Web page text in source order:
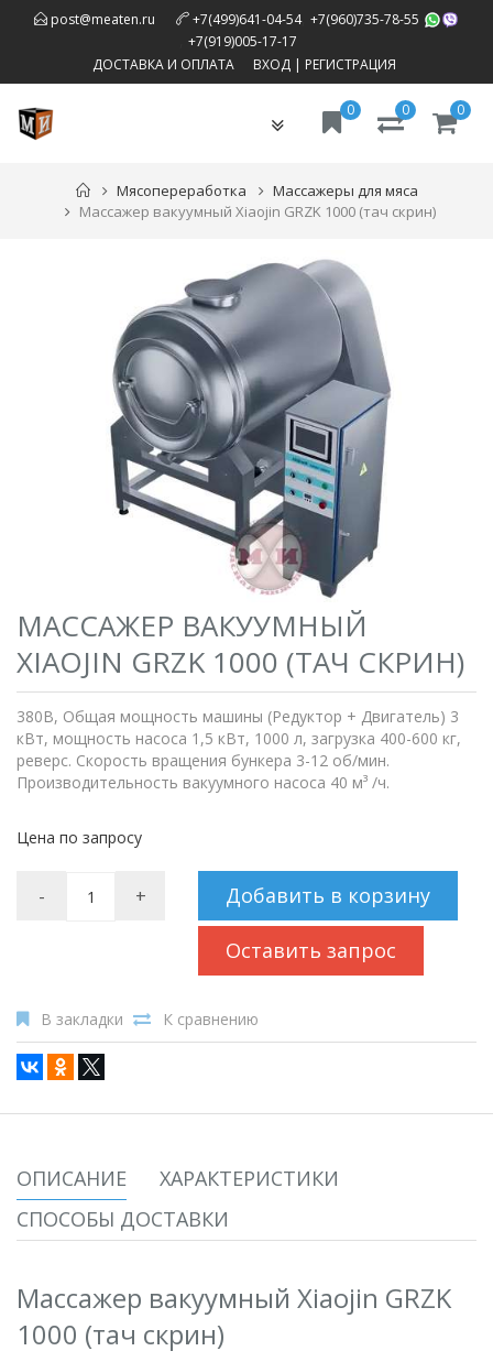
post@meaten.ru +7(499)641-04-54, +7(960)735-78-55
+7(919)005-17-17
ДОСТАВКА И ОПЛАТА
ВХОД| РЕГИСТРАЦИЯ
Toggle
0
0
0
Мясопереработка
Массажеры для мяса
Массажер вакуумный Xiaojin GRZK 1000 (тач скрин)
МАССАЖЕР ВАКУУМНЫЙ
XIAOJIN GRZK 1000 (ТАЧ СКРИН)
380В, Общая мощность машины (Редуктор + Двигатель) 3
кВт, мощность насоса 1,5 кВт, 1000 л, загрузка 400-600 кг,
реверс. Скорость вращения бункера 3-12 об/мин.
Производительность вакуумного насоса 40 м³ /ч.
Цена по запросу
- + Добавить в корзину
Оставить запрос
В закладки К сравнению
ОПИСАНИЕ
ХАРАКТЕРИСТИКИ
СПОСОБЫ ДОСТАВКИ
Массажер вакуумный Xiaojin GRZK
1000 (тач скрин)